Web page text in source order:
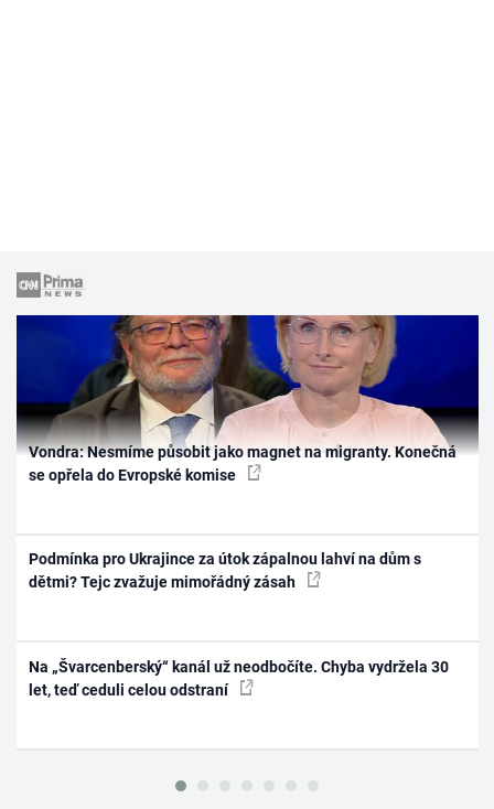
Vondra: Nesmíme působit jako magnet na migranty. Konečná
se opřela do Evropské komise
Podmínka pro Ukrajince za útok zápalnou lahví na dům s
dětmi? Tejc zvažuje mimořádný zásah
Na „Švarcenberský“ kanál už neodbočíte. Chyba vydržela 30
let, teď ceduli celou odstraní